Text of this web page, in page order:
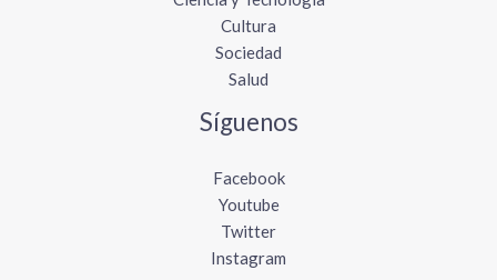
Cultura
Sociedad
Salud
Síguenos
Facebook
Youtube
Twitter
Instagram